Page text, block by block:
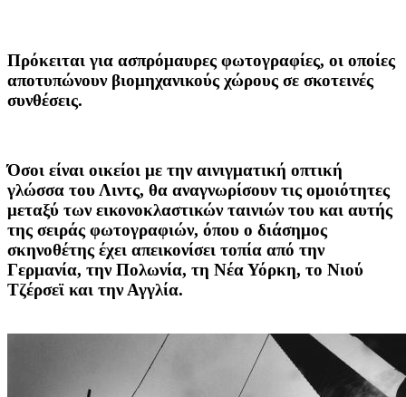
Πρόκειται για ασπρόμαυρες φωτογραφίες, οι οποίες
αποτυπώνουν βιομηχανικούς χώρους σε σκοτεινές
συνθέσεις.
Όσοι είναι οικείοι με την αινιγματική οπτική
γλώσσα του Λιντς, θα αναγνωρίσουν τις ομοιότητες
μεταξύ των εικονοκλαστικών ταινιών του και αυτής
της σειράς φωτογραφιών, όπου ο διάσημος
σκηνοθέτης έχει απεικονίσει τοπία από την
Γερμανία, την Πολωνία, τη Νέα Υόρκη, το Νιού
Τζέρσεϊ και την Αγγλία.